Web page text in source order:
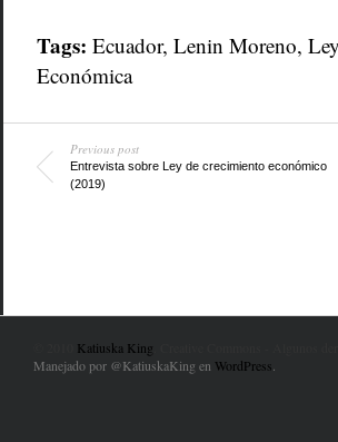
Tags: Ecuador, Lenin Moreno,
Económica
Previous post
Entrevista sobre Ley de crecimiento económico
(2019)
Katiuska King
Manejado por @KatiuskaKing en WordPress